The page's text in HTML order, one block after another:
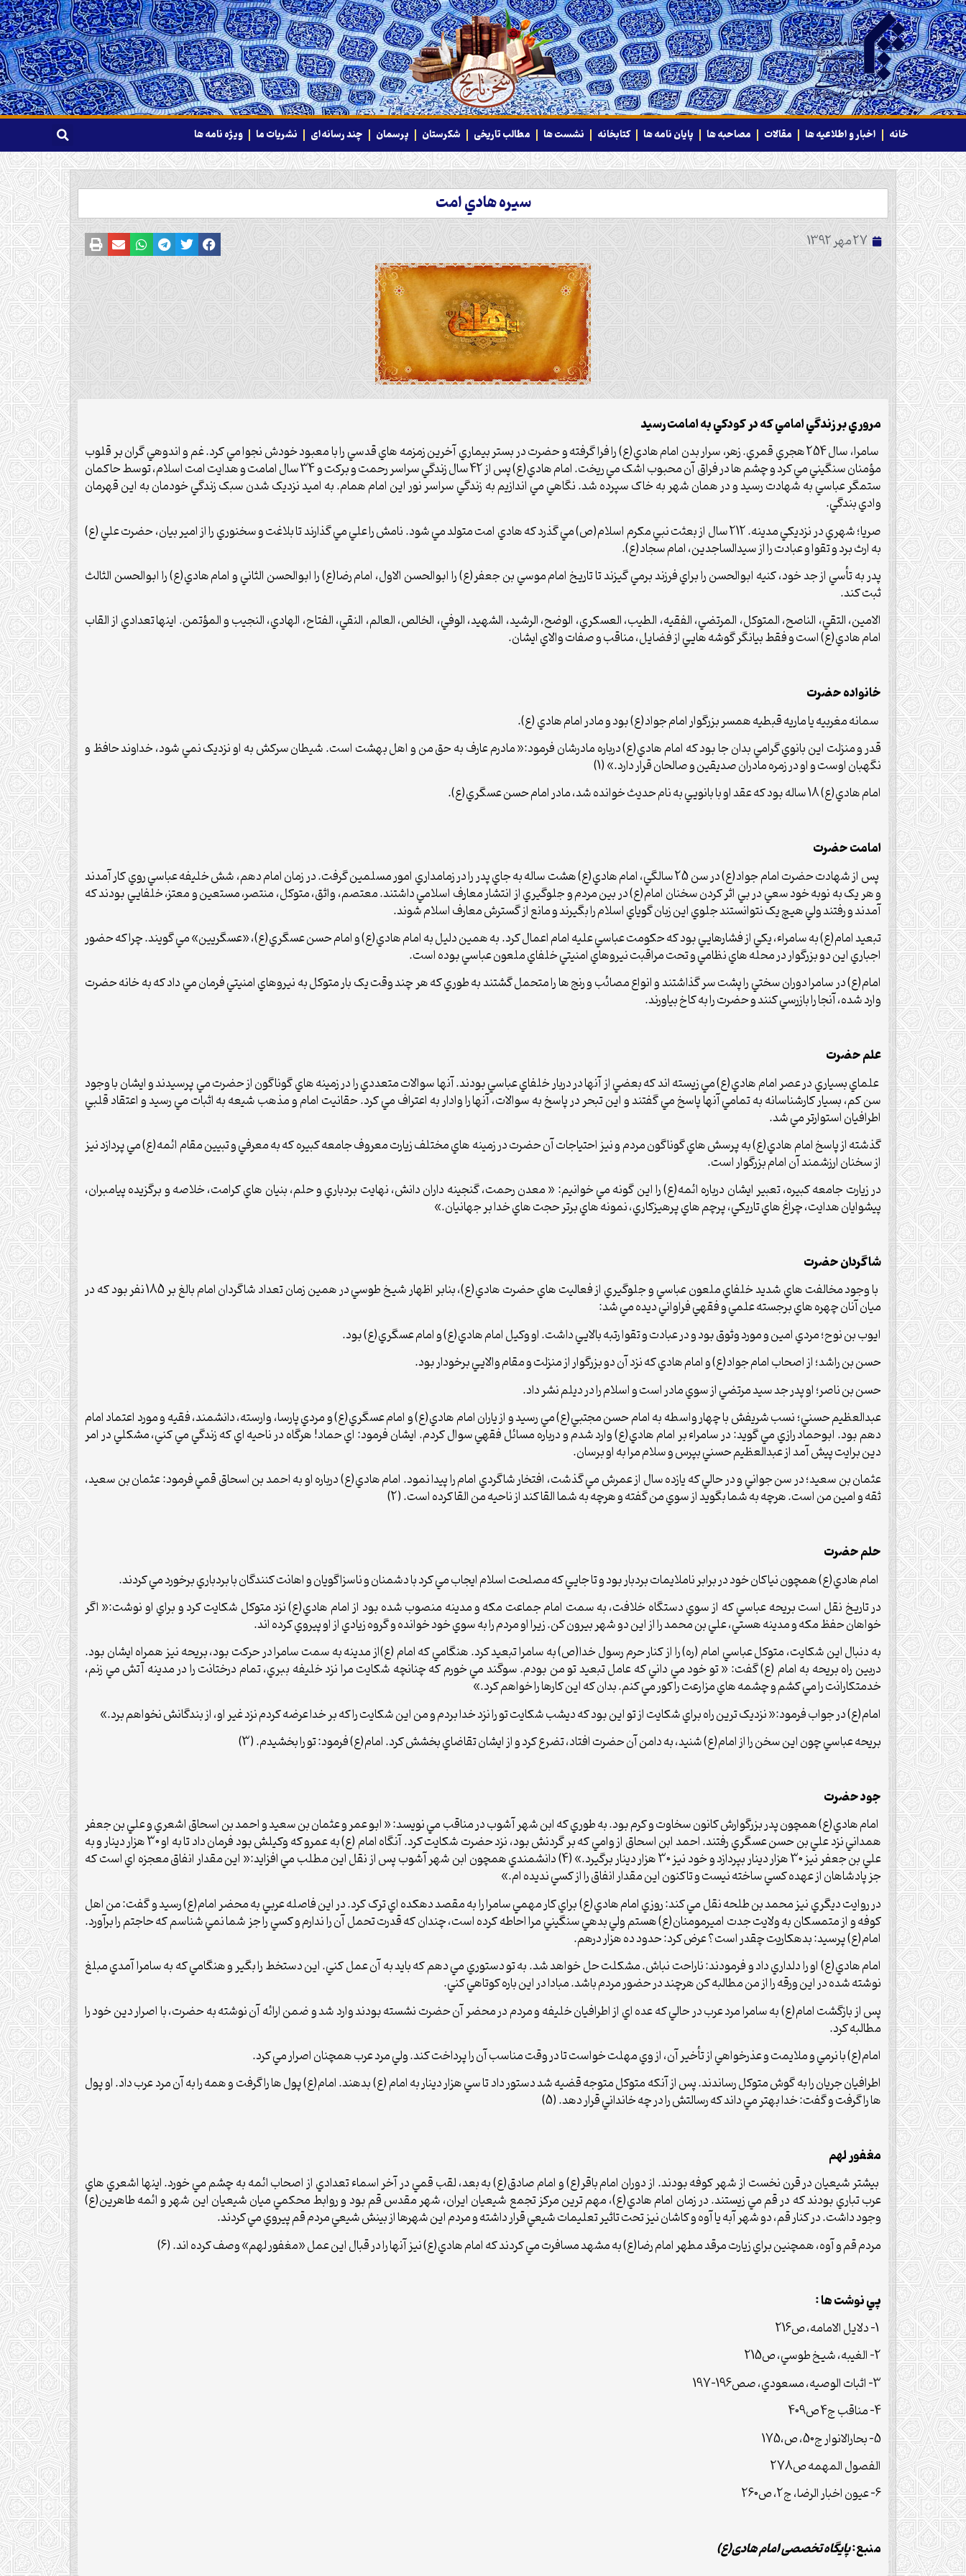
خانه اخبار و اطلاعیه ها مقالات مصاحبه ها پایان نامه ها کتابخانه نشست ها مطالب تاریخی شکرستان پرسمان چند رسانه‌ای نشریات ما ویژه نامه ها
سيره هادي امت
27 مهر 1392
مروري بر زندگي امامي که در کودکي به امامت رسيد
سامرا، سال 254 هجري قمري. زهر، سرار بدن امام هادي(ع) را فرا گرفته و حضرت در بستر بيماري آخرين زمزمه هاي قدسي را با معبود خودش نجوا مي کرد. غم و اندوهي گران بر قلوب
مؤمنان سنگيني مي کرد و چشم ها در فراق آن محبوب اشک مي ريخت. امام هادي(ع) پس از 42 سال زندگي سراسر رحمت و برکت و 34 سال امامت و هدايت امت اسلام، توسط حاکمان
ستمگر عباسي به شهادت رسيد و در همان شهر به خاک سپرده شد. نگاهي مي اندازيم به زندگي سراسر نور اين امام همام. به اميد نزديک شدن سبک زندگي خودمان به اين قهرمان
وادي بندگي.
صريا؛ شهري در نزديکي مدينه. 212 سال از بعثت نبي مکرم اسلام(ص) مي گذرد که هادي امت متولد مي شود. نامش را علي مي گذارند تا بلاغت و سخنوري را از امير بيان، حضرت علي (ع)
به ارث برد و تقوا و عبادت را از سيدالساجدين، امام سجاد(ع).
پدر به تأسي از جد خود، کنيه ابوالحسن را براي فرزند برمي گيزند تا تاريخ امام موسي بن جعفر(ع) را ابوالحسن الاول، امام رضا(ع) را ابوالحسن الثاني و امام هادي(ع) را ابوالحسن الثالث
ثبت کند.
الامين، التقي، الناصح، المتوکل، المرتضي، الفقيه، الطيب، العسکري، الوضح، الرشيد، الشهيد، الوفي، الخالص، العالم، النقي، الفتاح، الهادي، النجيب و المؤتمن. اينها تعدادي از القاب
امام هادي(ع) است و فقط بيانگر گوشه هايي از فضايل، مناقب و صفات والاي ايشان.
خانواده حضرت
سمانه مغربيه يا ماريه قبطيه همسر بزرگوار امام جواد(ع) بود و مادر امام هادي (ع).
قدر و منزلت اين بانوي گرامي بدان جا بود که امام هادي(ع) درباره مادرشان فرمود:« مادرم عارف به حق من و اهل بهشت است. شيطان سرکش به او نزديک نمي شود، خداوند حافظ و
نگهبان اوست و او در زمره مادران صديقين و صالحان قرار دارد.» (1)
امام هادي(ع) 18 ساله بود که عقد او با بانويي به نام حديث خوانده شد، مادر امام حسن عسگري(ع).
امامت حضرت
پس از شهادت حضرت امام جواد(ع) در سن 25 سالگي، امام هادي(ع) هشت ساله به جاي پدر را در زمامداري امور مسلمين گرفت. در زمان امام دهم، شش خليفه عباسي روي کار آمدند
و هر يک به نوبه خود سعي در بي اثر کردن سخنان امام(ع) در بين مردم و جلوگيري از انتشار معارف اسلامي داشتند. معتصم، واثق، متوکل، منتصر، مستعين و معتز، خلفايي بودند که
آمدند و رفتند ولي هيچ يک نتوانستند جلوي اين زبان گوياي اسلام را بگيرند و مانع از گسترش معارف اسلام شوند.
تبعيد امام(ع) به سامراء، يکي از فشارهايي بود که حکومت عباسي عليه امام اعمال کرد. به همين دليل به امام هادي(ع) و امام حسن عسگري(ع)، «عسگريين» مي گويند. چرا که حضور
اجباري اين دو بزرگوار در محله هاي نظامي و تحت مراقبت نيروهاي امنيتي خلفاي ملعون عباسي بوده است.
امام(ع) در سامرا دوران سختي را پشت سر گذاشتند و انواع مصائب و رنج ها را متحمل گشتند به طوري که هر چند وقت يک بار متوکل به نيروهاي امنيتي فرمان مي داد که به خانه حضرت
وارد شده، آنجا را بازرسي کنند و حضرت را به کاخ بياورند.
علم حضرت
علماي بسياري در عصر امام هادي(ع) مي زيسته اند که بعضي از آنها در دربار خلفاي عباسي بودند. آنها سوالات متعددي را در زمينه هاي گوناگون از حضرت مي پرسيدند و ايشان با وجود
سن کم، بسيار کارشناسانه به تمامي آنها پاسخ مي گفتند و اين تبحر در پاسخ به سوالات، آنها را وادار به اعتراف مي کرد. حقانيت امام و مذهب شيعه به اثبات مي رسيد و اعتقاد قلبي
اطرافيان استوارتر مي شد.
گذشته از پاسخ امام هادي(ع) به پرسش هاي گوناگون مردم و نيز احتياجات آن حضرت در زمينه هاي مختلف زيارت معروف جامعه کبيره که به معرفي و تبيين مقام ائمه(ع) مي پردازد نيز
از سخنان ارزشمند آن امام بزرگوار است.
در زيارت جامعه کبيره، تعبير ايشان درباره ائمه(ع) را اين گونه مي خوانيم: « معدن رحمت، گنجينه داران دانش، نهايت بردباري و حلم، بنيان هاي کرامت، خلاصه و برگزيده پيامبران،
پيشوايان هدايت، چراغ هاي تاريکي، پرچم هاي پرهيزکاري، نمونه هاي برتر حجت هاي خدا بر جهانيان.»
شاگردان حضرت
با وجود مخالفت هاي شديد خلفاي ملعون عباسي و جلوگيري از فعاليت هاي حضرت هادي(ع)، بنابر اظهار شيخ طوسي در همين زمان تعداد شاگردان امام بالغ بر 185 نفر بود که در
ميان آنان چهره هاي برجسته علمي و فقهي فراواني ديده مي شد:
ايوب بن نوح؛ مردي امين و مورد وثوق بود و در عبادت و تقوا رتبه بالايي داشت. او وکيل امام هادي(ع) و امام عسگري(ع) بود.
حسن بن راشد؛ از اصحاب امام جواد(ع) و امام هادي که نزد آن دو بزرگوار از منزلت و مقام والايي برخودار بود.
حسن بن ناصر؛ او پدر جد سيد مرتضي از سوي مادر است و اسلام را در ديلم نشر داد.
عبدالعظيم حسني؛ نسب شريفش با چهار واسطه به امام حسن مجتبي(ع) مي رسيد و از ياران امام هادي(ع) و امام عسگري(ع) و مردي پارسا، وارسته، دانشمند، فقيه و مورد اعتماد امام
دهم بود. ابوحماد رازي مي گويد: در سامراء بر امام هادي(ع) وارد شدم و درباره مسائل فقهي سوال کردم. ايشان فرمود: اي حماد! هرگاه در ناحيه اي که زندگي مي کني، مشکلي در امر
دين برايت پيش آمد از عبدالعظيم حسني بپرس و سلام مرا به او برسان.
عثمان بن سعيد؛ در سن جواني و در حالي که يازده سال از عمرش مي گذشت، افتخار شاگردي امام را پيدا نمود. امام هادي(ع) درباره او به احمد بن اسحاق قمي فرمود: عثمان بن سعيد،
ثقه و امين من است. هرچه به شما بگويد از سوي من گفته و هرچه به شما القا کند از ناحيه من القا کرده است. (2)
حلم حضرت
امام هادي(ع) همچون نياکان خود در برابر ناملايمات بردبار بود و تا جايي که مصلحت اسلام ايجاب مي کرد با دشمنان و ناسزاگويان و اهانت کنندگان با بردباري برخورد مي کردند.
در تاريخ نقل است بريحه عباسي که از سوي دستگاه خلافت، به سمت امام جماعت مکه و مدينه منصوب شده بود از امام هادي(ع) نزد متوکل شکايت کرد و براي او نوشت:« اگر
خواهان حفظ مکه و مدينه هستي، علي بن محمد را از اين دو شهر بيرون کن. زيرا او مردم را به سوي خود خوانده و گروه زيادي از او پيروي کرده اند.
به دنبال اين شکايت، متوکل عباسي امام (ره) را از کنار حرم رسول خدا(ص) به سامرا تبعيد کرد. هنگامي که امام (ع)از مدينه به سمت سامرا در حرکت بود، بريحه نيز همراه ايشان بود.
دربين راه بريحه به امام (ع) گفت: « تو خود مي داني که عامل تبعيد تو من بودم. سوگند مي خورم که چنانچه شکايت مرا نزد خليفه ببري، تمام درختانت را در مدينه آتش مي زنم،
خدمتکارانت را مي کشم و چشمه هاي مزارعت را کور مي کنم. بدان که اين کارها را خواهم کرد.»
امام(ع) در جواب فرمود:« نزديک ترين راه براي شکايت از تو اين بود که ديشب شکايت تو را نزد خدا بردم و من اين شکايت را که بر خدا عرضه کردم نزد غير او، از بندگانش نخواهم برد.»
بريحه عباسي چون اين سخن را از امام(ع) شنيد، به دامن آن حضرت افتاد، تضرع کرد و از ايشان تقاضاي بخشش کرد. امام(ع) فرمود: تو را بخشيدم. (3)
جود حضرت
امام هادي(ع) همچون پدر بزرگوارش کانون سخاوت و کرم بود. به طوري که ابن شهر آشوب در مناقب مي نويسد: « ابو عمر و عثمان بن سعيد و احمد بن اسحاق اشعري و علي بن جعفر
همداني نزد علي بن حسن عسگري رفتند. احمد ابن اسحاق از وامي که بر گردنش بود، نزد حضرت شکايت کرد. آنگاه امام (ع) به عمرو که وکيلش بود فرمان داد تا به او 30 هزار دينار و به
علي بن جعفر نيز 30 هزار دينار بپردازد و خود نيز 30 هزار دينار برگيرد.» (4) دانشمندي همچون ابن شهر آشوب پس از نقل اين مطلب مي افزايد:« اين مقدار انفاق معجزه اي است که
جز پادشاهان از عهده کسي ساخته نيست و تاکنون اين مقدار انفاق را از کسي نديده ام.»
در روايت ديگري نيز محمد بن طلحه نقل مي کند: روزي امام هادي(ع) براي کار مهمي سامرا را به مقصد دهکده اي ترک کرد. در اين فاصله عربي به محضر امام(ع) رسيد و گفت: من اهل
کوفه و از متمسکان به ولايت جدت اميرمومنان(ع) هستم ولي بدهي سنگيني مرا احاطه کرده است، چندان که قدرت تحمل آن را ندارم و کسي را جز شما نمي شناسم که حاجتم را برآورد.
امام(ع) پرسيد: بدهکاريت چقدر است؟ عرض کرد: حدود ده هزار درهم.
امام هادي(ع) او را دلداري داد و فرمودند: ناراحت نباش. مشکلت حل خواهد شد. به تو دستوري مي دهم که بايد به آن عمل کني. اين دستخط را بگير و هنگامي که به سامرا آمدي مبلغ
نوشته شده در اين ورقه را از من مطالبه کن هرچند در حضور مردم باشد. مبادا در اين باره کوتاهي کني.
پس از بازگشت امام(ع) به سامرا مرد عرب در حالي که عده اي از اطرافيان خليفه و مردم در محضر آن حضرت نشسته بودند وارد شد و ضمن ارائه آن نوشته به حضرت، با اصرار دين خود را
مطالبه کرد.
امام(ع) با نرمي و ملايمت و عذرخواهي از تأخير آن، از وي مهلت خواست تا در وقت مناسب آن را پرداخت کند. ولي مرد عرب همچنان اصرار مي کرد.
اطرافيان جريان را به گوش متوکل رساندند. پس از آنکه متوکل متوجه قضيه شد دستور داد تا سي هزار دينار به امام (ع) بدهند. امام(ع) پول ها را گرفت و همه را به آن مرد عرب داد. او پول
ها را گرفت و گفت: خدا بهتر مي داند که رسالتش را در چه خانداني قرار دهد. (5)
مغفور لهم
بيشتر شيعيان در قرن نخست از شهر کوفه بودند. از دوران امام باقر(ع) و امام صادق(ع) به بعد، لقب قمي در آخر اسماء تعدادي از اصحاب ائمه به چشم مي خورد. اينها اشعري هاي
عرب تباري بودند که در قم مي زيستند. در زمان امام هادي(ع)، مهم ترين مرکز تجمع شيعيان ايران، شهر مقدس قم بود و روابط محکمي ميان شيعيان اين شهر و ائمه طاهرين(ع)
وجود داشت. در کنار قم، دو شهر آبه يا آوه و کاشان نيز تحت تاثير تعليمات شيعي قرار داشته و مردم اين شهرها از بينش شيعي مردم قم پيروي مي کردند.
مردم قم و آوه، همچنين براي زيارت مرقد مطهر امام رضا(ع) به مشهد مسافرت مي کردند که امام هادي(ع) نيز آنها را در قبال اين عمل «مغفور لهم» وصف کرده اند. (6)
پي نوشت ها :
2- الغيبه، شيخ طوسي، ص215
3- اثبات الوصيه، مسعودي، صص196-197
4- مناقب ج4 ص409
5- بحارالانوار ج50، ص،175
الفصول المهمه ص278
6- عيون اخبار الرضا، ج2، ص260
منبع:پایگاه تخصصی امام هادی(ع)